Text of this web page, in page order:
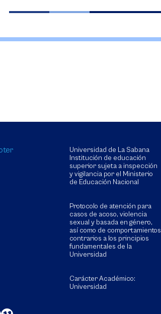
Universidad de La Sabana
Institución de educación
superior sujeta a inspección
y vigilancia por el Ministerio
de Educación Nacional
Protocolo de atención para
casos de acoso, violencia
sexual y basada en género,
así como de comportamientos
contrarios a los principios
fundamentales de la
Universidad
Carácter Académico:
Universidad